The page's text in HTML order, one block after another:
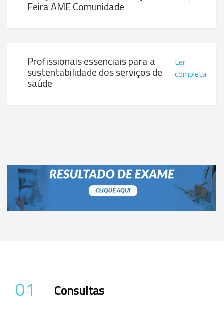
Feira AME Comunidade
Profissionais essenciais para a
sustentabilidade dos serviços de
saúde
Ler
completa
01 Consultas